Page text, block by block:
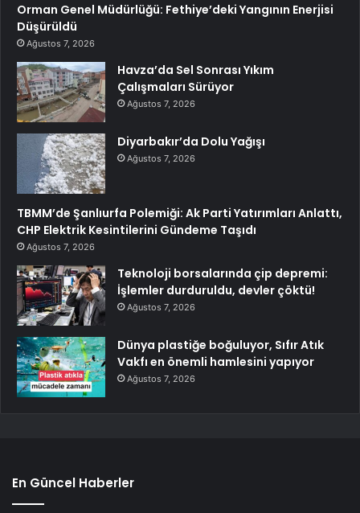
Orman Genel Müdürlüğü: Fethiye’deki Yangının Enerjisi
Düşürüldü
Ağustos 7, 2026
Havza’da Sel Sonrası Yıkım
Çalışmaları Sürüyor
Ağustos 7, 2026
Diyarbakır’da Dolu Yağışı
Ağustos 7, 2026
TBMM’de Şanlıurfa Polemiği: Ak Parti Yatırımları Anlattı,
CHP Elektrik Kesintilerini Gündeme Taşıdı
Ağustos 7, 2026
Teknoloji borsalarında çip depremi:
İşlemler durduruldu, devler çöktü!
Ağustos 7, 2026
Dünya plastiğe boğuluyor, Sıfır Atık
Vakfı en önemli hamlesini yapıyor
Ağustos 7, 2026
En Güncel Haberler